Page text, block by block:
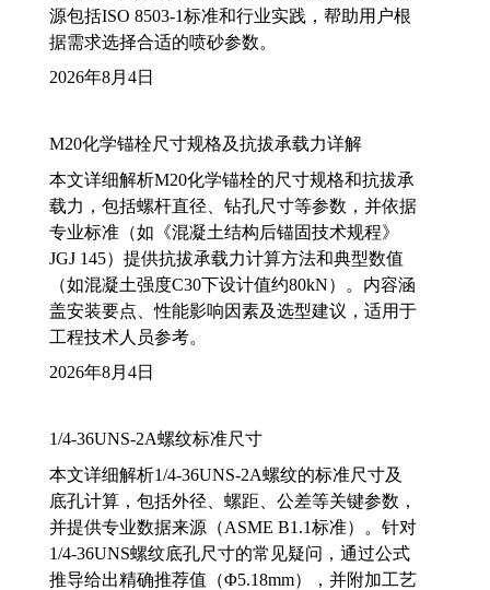
源包括ISO 8503-1标准和行业实践，帮助用户根
据需求选择合适的喷砂参数。
2026年8月4日
M20化学锚栓尺寸规格及抗拔承载力详解
本文详细解析M20化学锚栓的尺寸规格和抗拔承
载力，包括螺杆直径、钻孔尺寸等参数，并依据
专业标准（如《混凝土结构后锚固技术规程》
JGJ 145）提供抗拔承载力计算方法和典型数值
（如混凝土强度C30下设计值约80kN）。内容涵
盖安装要点、性能影响因素及选型建议，适用于
工程技术人员参考。
2026年8月4日
1/4-36UNS-2A螺纹标准尺寸
本文详细解析1/4-36UNS-2A螺纹的标准尺寸及
底孔计算，包括外径、螺距、公差等关键参数，
并提供专业数据来源（ASME B1.1标准）。针对
1/4-36UNS螺纹底孔尺寸的常见疑问，通过公式
推导给出精确推荐值（Φ5.18mm），并附加工艺